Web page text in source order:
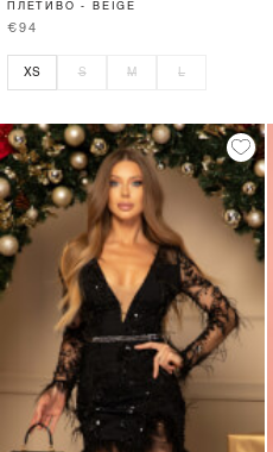
ПЛЕТИВО - BEIGE
€94
XS S M L